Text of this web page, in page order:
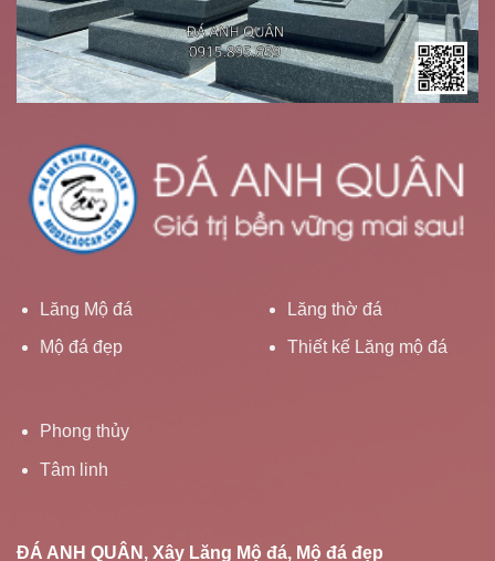
Lăng Mộ đá
Mộ đá đẹp
Lăng thờ đá
Thiết kế Lăng mộ đá
Phong thủy
Tâm linh
ĐÁ ANH QUÂN, Xây Lăng Mộ đá, Mộ đá đẹp